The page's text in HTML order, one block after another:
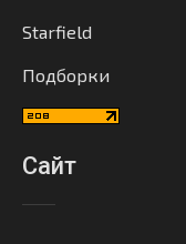
Starfield
Подборки
Сайт